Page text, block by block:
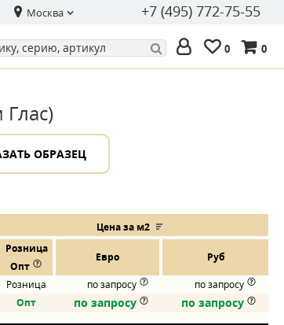
Москва +7 (495) 772-75-55
0 0
ОБРАЗЕЦ
Цена за м2
Розница
Евро Руб
Опт
Розница по запросу
по запросу
Опт по запросу по запросу